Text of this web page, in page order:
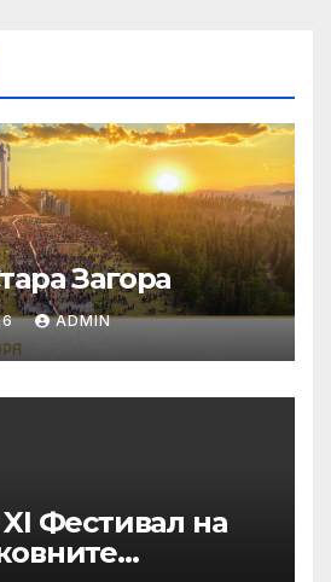
Загора
ADMIN
Фестивал на